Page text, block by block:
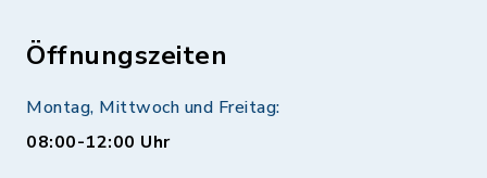
Öffnungszeiten
Montag, Mittwoch und Freitag:
08:00-12:00 Uhr